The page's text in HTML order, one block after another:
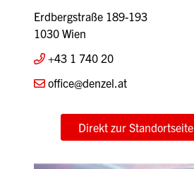
Erdbergstraße 189-193
1030 Wien
+43 1 740 20
office@denzel.at
Direkt zur Standortseite